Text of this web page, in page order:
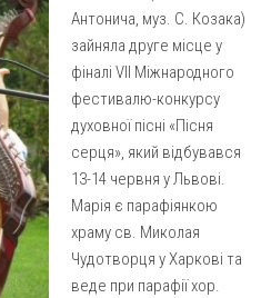
(м. Люботин)
Богородиці (с. Вільча)
(м. Лозова)
Пресвятої Богородиці (смт
Богородиці м. Берестин
Полтава)
Антонича, муз. С. Козака)
зайняла друге місце у
фіналі VII Міжнародного
фестивалю-конкурсу
духовної пісні «Пісня
серця», який відбувався
13-14 червня у Львові.
Марія є парафіянкою
храму св. Миколая
Чудотворця у Харкові та
веде при парафії хор.